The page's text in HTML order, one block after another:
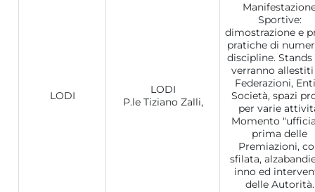
LODI
LODI
P.le Tiziano Zalli,
Sportive:
dimostrazione e
pratiche di
discipline. Stands
verranno allestiti
Federazioni,
Società, spazi
per varie
Momento
prima delle
Premiazioni,
sfilata,
inno ed
delle Autorità.